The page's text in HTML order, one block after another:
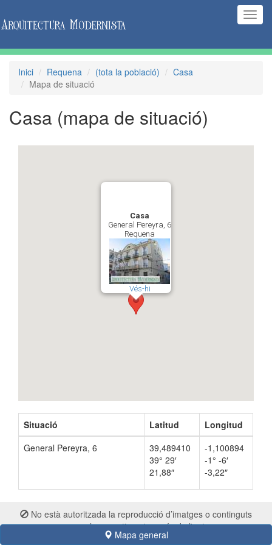
Inici Requena (tota la població)
Casa
Mapa de situació
Casa (mapa de situació)
Casa
General Pereyra, 6
Requena
Vés-hi
Situació Latitud
Longitud
General Pereyra, 6
39,489410
39° 29′
21,88″
-1,100894
-1° -6′
-3,22″
Mapa general
No està autoritzada la reproducció d’imatges o continguts
sense el consentiment exprés de l'autor